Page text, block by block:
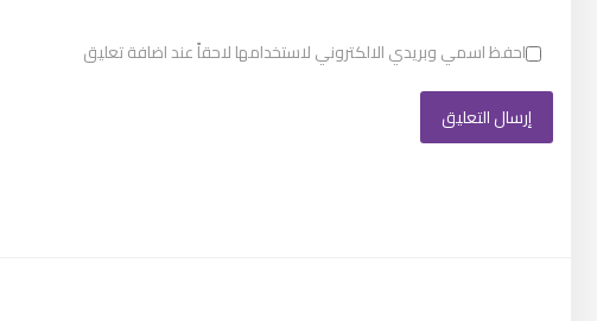
احفظ اسمي وبريدي الالكتروني لاستخدامها لاحقاً عند اضافة تعليق